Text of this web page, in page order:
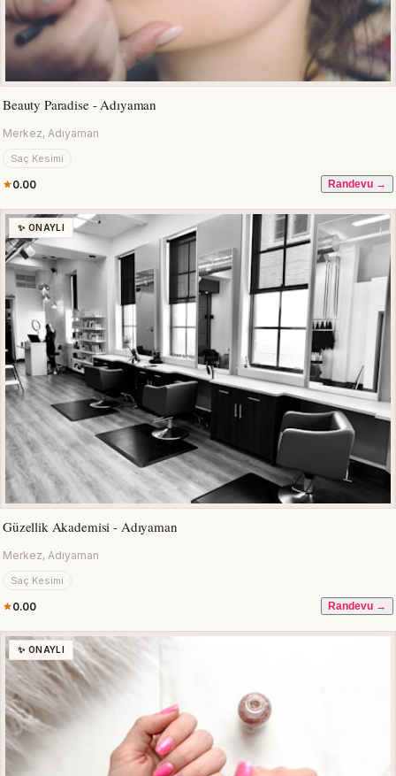
Beauty Paradise - Adıyaman
Merkez, Adıyaman
Saç Kesimi
0.00 Randevu →
✨ ONAYLI
Güzellik Akademisi - Adıyaman
Merkez, Adıyaman
Saç Kesimi
0.00 Randevu →
✨ ONAYLI